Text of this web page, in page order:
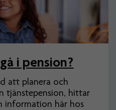
i pension?
att planera och
tjänstepension, hittar
information här hos